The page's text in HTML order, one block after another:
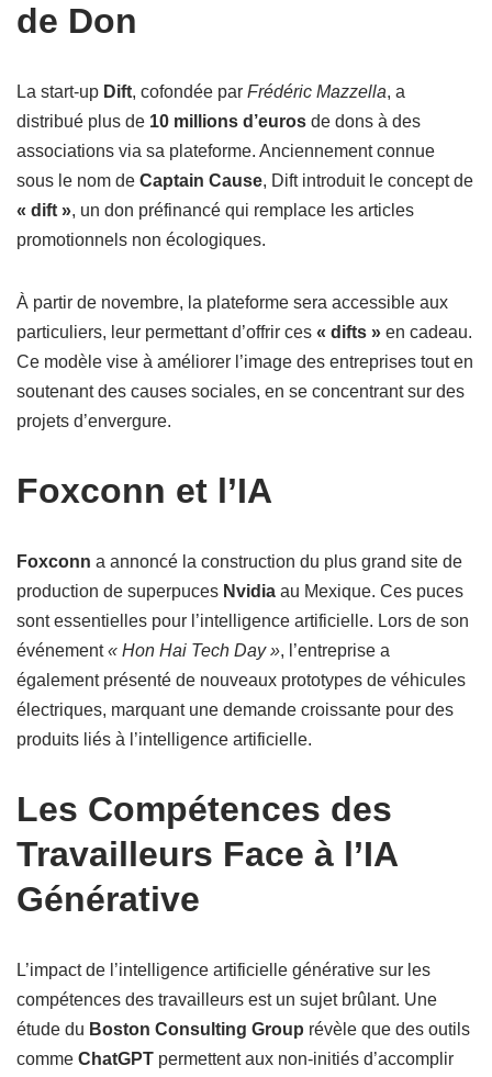
de Don
La start-up Dift, cofondée par Frédéric Mazzella, a
distribué plus de 10 millions d’euros de dons à des
associations via sa plateforme. Anciennement connue
sous le nom de Captain Cause, Dift introduit le concept de
« dift », un don préfinancé qui remplace les articles
promotionnels non écologiques.
À partir de novembre, la plateforme sera accessible aux
particuliers, leur permettant d’offrir ces « difts » en cadeau.
Ce modèle vise à améliorer l’image des entreprises tout en
soutenant des causes sociales, en se concentrant sur des
projets d’envergure.
Foxconn et l’IA
Foxconn a annoncé la construction du plus grand site de
production de superpuces Nvidia au Mexique. Ces puces
sont essentielles pour l’intelligence artificielle. Lors de son
événement« Hon Hai Tech Day », l’entreprise a
également présenté de nouveaux prototypes de véhicules
électriques, marquant une demande croissante pour des
produits liés à l’intelligence artificielle.
Les Compétences des
Travailleurs Face à l’IA
Générative
L’impact de l’intelligence artificielle générative sur les
compétences des travailleurs est un sujet brûlant. Une
étude du Boston Consulting Group révèle que des outils
comme ChatGPT permettent aux non-initiés d’accomplir